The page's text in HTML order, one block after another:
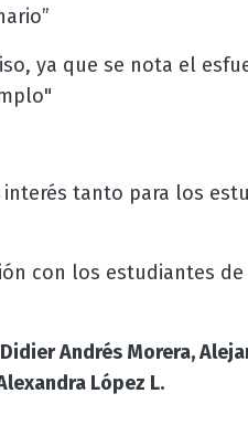
ya que se nota el
tanto para los
con los estudiantes de
Didier Andrés Morera,
López L.